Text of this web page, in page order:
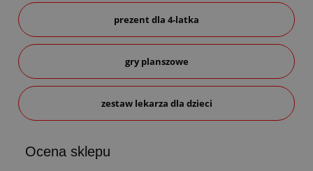
prezent dla 4-latka
gry planszowe
zestaw lekarza dla dzieci
Ocena sklepu